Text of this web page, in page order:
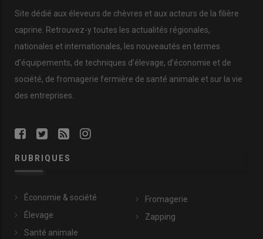
Site dédié aux éleveurs de chèvres et aux acteurs de la filière
caprine. Retrouvez-y toutes les actualités régionales,
nationales et internationales, les nouveautés en termes
d’équipements, de techniques d’élevage, d’économie et de
société, de fromagerie fermière de santé animale et sur la vie
des entreprises.
RUBRIQUES
Économie & société
Élevage
Santé animale
Fromagerie
Zapping